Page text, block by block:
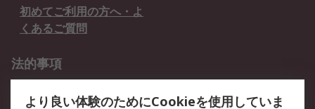
初めてご利用の方へ・よ
くあるご質問
法的事項
より良い体験のためにCookieを使用していま